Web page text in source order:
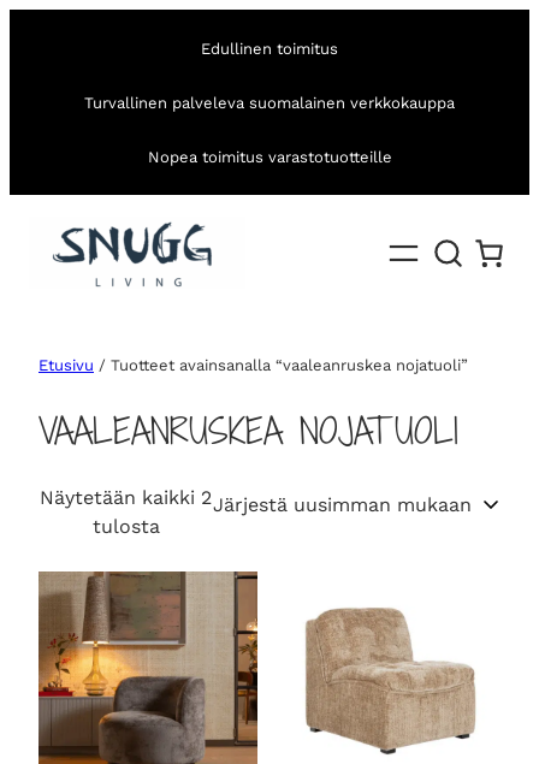
Edullinen toimitus
Turvallinen palveleva suomalainen verkkokauppa
Nopea toimitus varastotuotteille
Etusivu / Tuotteet avainsanalla “vaaleanruskea nojatuoli”
VAALEANRUSKEA NOJATUOLI
Näytetään kaikki 2
tulostaS
r
t
e
b
y